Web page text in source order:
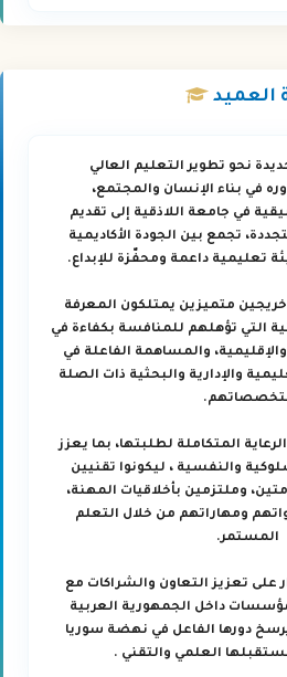
العميد
نحو تطوير التعليم العالي
في بناء الإنسان والمجتمع،
في جامعة اللاذقية إلى تقديم
تجمع بين الجودة الأكاديمية
تعليمية داعمة ومحفّزة للإبداع.
خريجين متميزين يمتلكون المعرفة
التي تؤهلهم للمنافسة بكفاءة في
والمساهمة الفاعلة في
والإدارية والبحثية ذات الصلة
المتكاملة لطلبتها، بما يعزز
والنفسية ، ليكونوا تقنيين
وملتزمين بأخلاقيات المهنة،
ومهاراتهم من خلال التعلم
المستمر.
على تعزيز التعاون والشراكات مع
داخل الجمهورية العربية
دورها الفاعل في نهضة سوريا
العلمي والتقني .